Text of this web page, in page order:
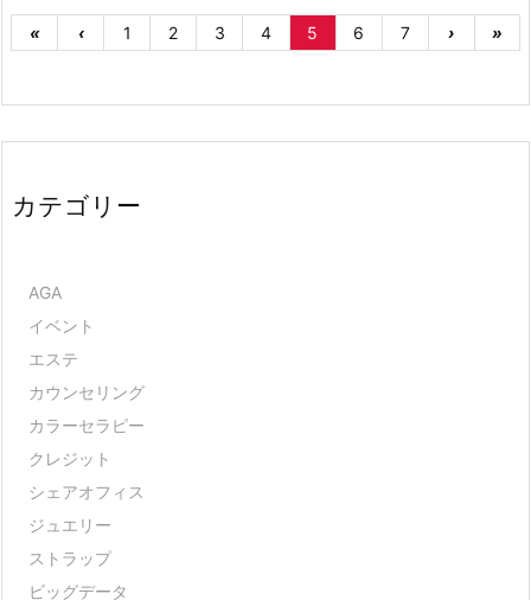
« ‹ 1 2 3 4 5 6 7 › »
カテゴリー
AGA
イベント
エステ
カウンセリング
カラーセラピー
クレジット
シェアオフィス
ジュエリー
ストラップ
ビッグデータ